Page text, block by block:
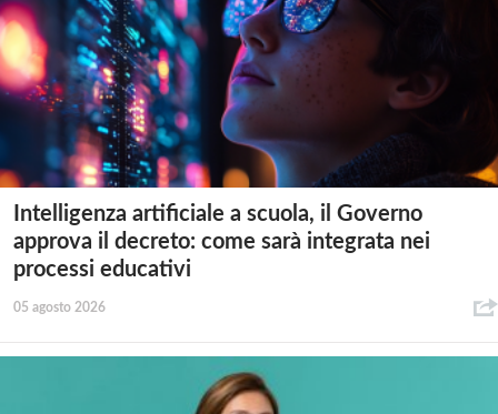
Intelligenza artificiale a scuola, il Governo
approva il decreto: come sarà integrata nei
processi educativi
05 agosto 2026